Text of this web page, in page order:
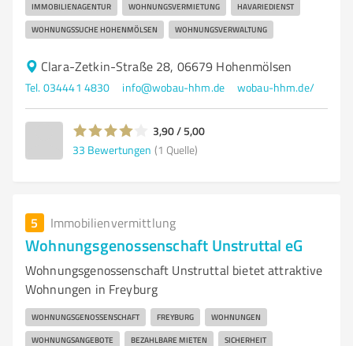
IMMOBILIENAGENTUR WOHNUNGSVERMIETUNG HAVARIEDIENST
WOHNUNGSSUCHE HOHENMÖLSEN WOHNUNGSVERWALTUNG
Clara-Zetkin-Straße 28, 06679 Hohenmölsen
Tel. 034441 4830 info@wobau-hhm.de wobau-hhm.de/
3,90 / 5,00
33 Bewertungen (1 Quelle)
5 Immobilienvermittlung
Wohnungsgenossenschaft Unstruttal eG
Wohnungsgenossenschaft Unstruttal bietet attraktive
Wohnungen in Freyburg
WOHNUNGSGENOSSENSCHAFT FREYBURG WOHNUNGEN
WOHNUNGSANGEBOTE BEZAHLBARE MIETEN SICHERHEIT